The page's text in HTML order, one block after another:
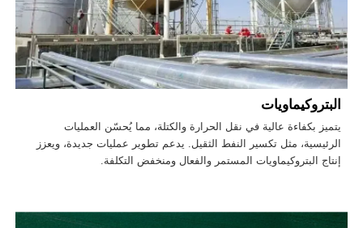
البتروكيماويات
يتميز بكفاءة عالية في نقل الحرارة والكتلة، مما يُحسّن العمليات
الرئيسية، مثل تكسير النفط الثقيل. يدعم تطوير عمليات جديدة، ويعزز
إنتاج البتروكيماويات المستمر والفعال ومنخفض التكلفة.